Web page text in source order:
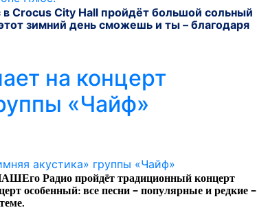
в Crocus City Hall пройдёт большой сольный
зимний день сможешь и ты – благодаря
на концерт
«Чайф»
Радио пройдёт традиционный концерт
особенный: все песни – популярные и редкие –